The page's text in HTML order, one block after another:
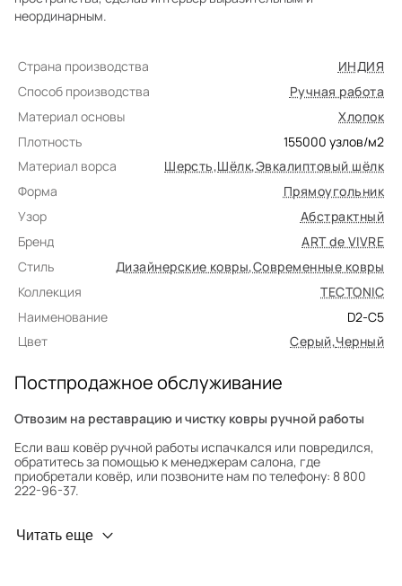
неординарным.
Страна производства
ИНДИЯ
Способ производства
Ручная работа
Материал основы
Хлопок
Плотность
155000 узлов/м2
Материал ворса
Шерсть,Шёлк,Эвкалиптовый шёлк
Форма
Прямоугольник
Узор
Абстрактный
Бренд
ART de VIVRE
Стиль
Дизайнерские ковры,Современные ковры
Коллекция
TECTONIC
Наименование
D2-C5
Цвет
Серый,Черный
Постпродажное обслуживание
Отвозим на реставрацию и чистку ковры ручной работы
Если ваш ковёр ручной работы испачкался или повредился,
обратитесь за помощью к менеджерам салона, где
приобретали ковёр, или позвоните нам по телефону: 8 800
222-96-37.
Профилактика износа
Читать еще